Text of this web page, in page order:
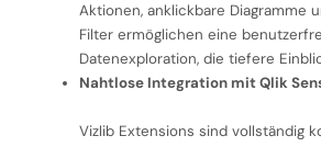
Aktionen, anklickbare Diagramme
Filter ermöglichen eine
Datenexploration, die tiefere
Nahtlose Integration mit Qlik
Vizlib Extensions sind vollständig